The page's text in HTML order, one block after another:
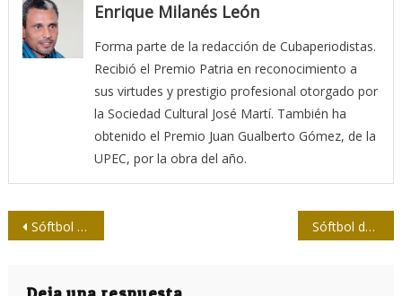
Enrique Milanés León
Forma parte de la redacción de Cubaperiodistas.
Recibió el Premio Patria en reconocimiento a
sus virtudes y prestigio profesional otorgado por
la Sociedad Cultural José Martí. También ha
obtenido el Premio Juan Gualberto Gómez, de la
UPEC, por la obra del año.
Navegación
Sóftbol de la Prensa: Vigente campeón enciende las turbinas Sóftbol de la Prensa: Medios Nacionales se mantiene invicto